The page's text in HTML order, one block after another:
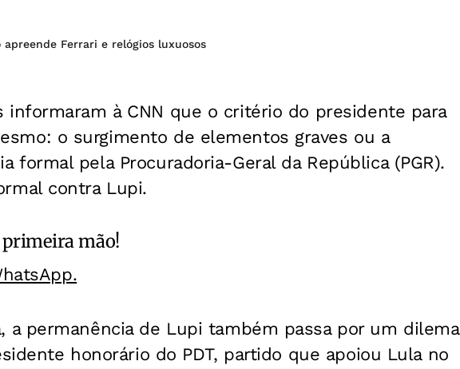
apreende Ferrari e relógios luxuosos
informaram à CNN que o critério do presidente para
o surgimento de elementos graves ou a
formal pela Procuradoria-Geral da República (PGR).
contra Lupi.
mão!
a permanência de Lupi também passa por um dilema
honorário do PDT, partido que apoiou Lula no